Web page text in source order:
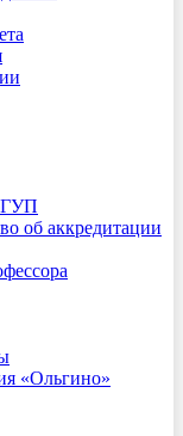
об аккредитации
«Ольгино»